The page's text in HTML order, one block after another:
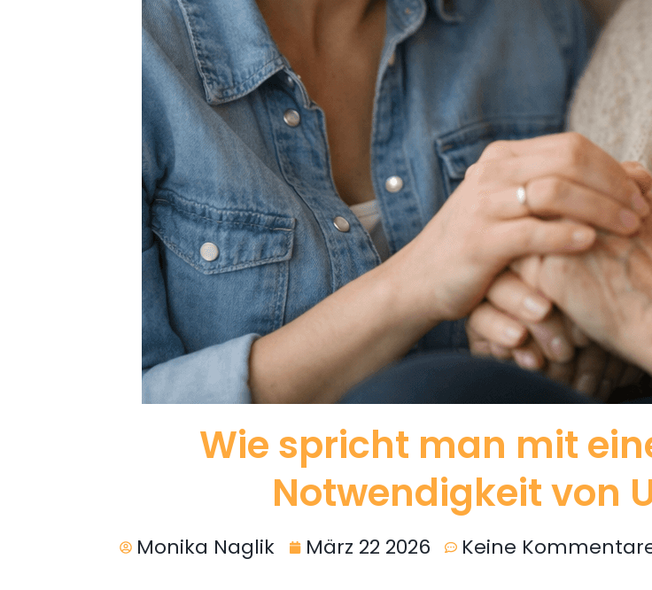
Wie spricht man mit
Notwendigkeit von
Monika Naglik März 22 2026 Keine